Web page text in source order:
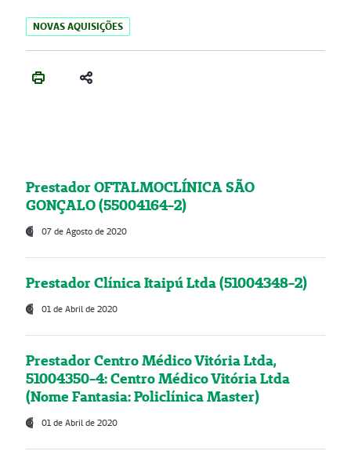
NOVAS AQUISIÇÕES
Prestador OFTALMOCLÍNICA SÃO
GONÇALO (55004164-2)
07 de Agosto de 2020
Prestador Clínica Itaipú Ltda (51004348-2)
01 de Abril de 2020
Prestador Centro Médico Vitória Ltda,
51004350-4: Centro Médico Vitória Ltda
(Nome Fantasia: Policlínica Master)
01 de Abril de 2020